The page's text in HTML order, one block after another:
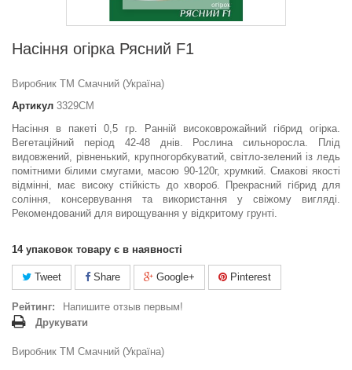
Насіння огірка Рясний F1
Виробник ТМ Смачний (Україна)
Артикул 3329СМ
Насіння в пакеті 0,5 гр. Ранній високоврожайний гібрид огірка.
Вегетаційний період 42-48 днів. Рослина сильноросла. Плід
видовжений, рівненький, крупногорбкуватий, світло-зелений із ледь
помітними білими смугами, масою 90-120г, хрумкий. Смакові якості
відмінні, має високу стійкість до хвороб. Прекрасний гібрид для
соління, консервування та використання у свіжому вигляді.
Рекомендований для вирощування у відкритому грунті.
14 упаковок товару є в наявності
Tweet Share Google+ Pinterest
Рейтинг:
Напишите отзыв первым!
Друкувати
Виробник ТМ Смачний (Україна)